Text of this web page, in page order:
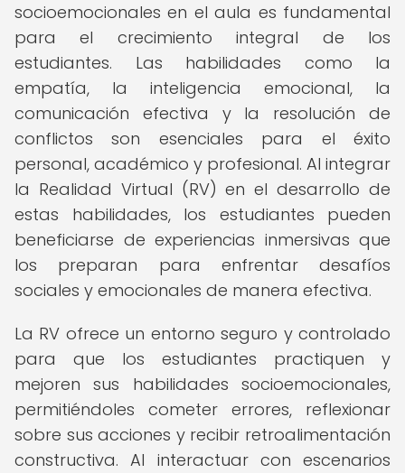
socioemocionales en el aula es fundamental
para el crecimiento integral de los
estudiantes. Las habilidades como la
empatía, la inteligencia emocional, la
comunicación efectiva y la resolución de
conflictos son esenciales para el éxito
personal, académico y profesional. Al integrar
la Realidad Virtual (RV) en el desarrollo de
estas habilidades, los estudiantes pueden
beneficiarse de experiencias inmersivas que
los preparan para enfrentar desafíos
sociales y emocionales de manera efectiva.
La RV ofrece un entorno seguro y controlado
para que los estudiantes practiquen y
mejoren sus habilidades socioemocionales,
permitiéndoles cometer errores, reflexionar
sobre sus acciones y recibir retroalimentación
constructiva. Al interactuar con escenarios